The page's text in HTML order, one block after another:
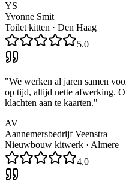
YS
Yvonne Smit
Toilet kitten · Den Haag
5.0
"We werken al jaren samen
op tijd, altijd nette afwerking.
klachten aan te kaarten."
AV
Aannemersbedrijf Veenstra
Nieuwbouw kitwerk · Almere
4.0